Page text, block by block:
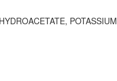
POTASSIUM